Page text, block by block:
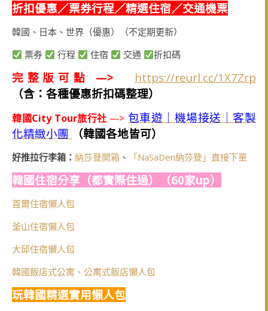
折扣優惠／票券行程／精選住宿／交通機票
韓國、日本、世界（優惠）（不定期更新）
票券
行程 住宿 交通 折扣碼
完整版可點 —>
https://reurl.cc/1X7Zrp
（含：各種優惠折扣碼整理）
韓國City Tour旅行社 —> 包車遊｜機場接送｜客製
化精緻小團
（韓國各地皆可）
好推拉行李箱： 納莎登開箱 、 「NaSaDen納莎登」直接下單
韓國住宿分享（都實際住過）（60家up）
首爾住宿懶人包
釜山住宿懶人包
大邱住宿懶人包
韓國飯店式公寓、公寓式飯店懶人包
玩韓國精選實用懶人包